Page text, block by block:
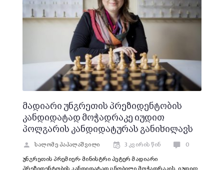
მადიარი უნგრეთის პრეზიდენტობის
კანდიდატად მოჭადრაკე იუდით
პოლგარის კანდიდატურას განიხილავს
სალომე პაპალაშვილი 3 კვირის წინ 0
უნგრეთის პრემიერ-მინისტრი პეტერ მადიარი